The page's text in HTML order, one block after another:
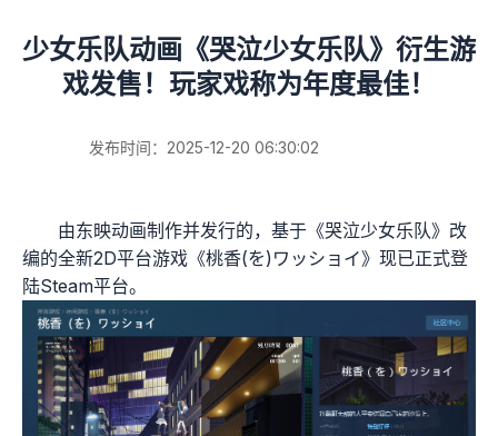
少女乐队动画《哭泣少女乐队》衍生游
戏发售！玩家戏称为年度最佳！
发布时间：2025-12-20 06:30:02
由东映动画制作并发行的，基于《哭泣少女乐队》改
编的全新2D平台游戏《桃香(を)ワッショイ》现已正式登
陆Steam平台。